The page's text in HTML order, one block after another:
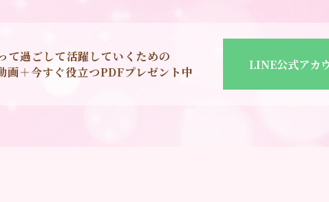
て過ごして活躍していくための
＋今すぐ役立つPDFプレゼント中
LINE公式アカ